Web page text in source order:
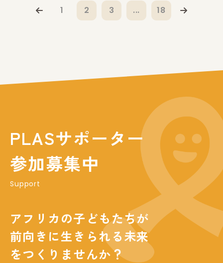
1 2 3 ... 18
PLASサポーター
参加募集中
Support
アフリカの子どもたちが
前向きに生きられる未来
をつくりませんか？